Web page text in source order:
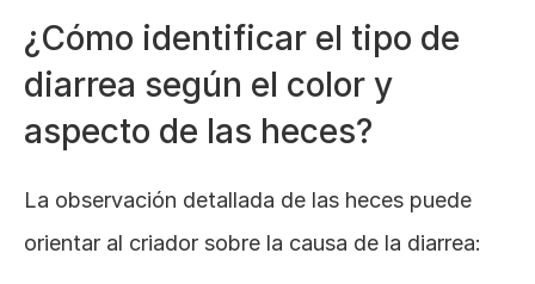
¿Cómo identificar el tipo de
diarrea según el color y
aspecto de las heces?
La observación detallada de las heces puede
orientar al criador sobre la causa de la diarrea: